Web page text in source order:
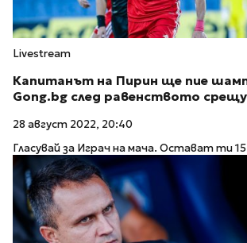
Livestream
Капитанът на Пирин ще пие
Gong.bg след равенството
28 август 2022, 20:40
Гласувай за Играч на мача. Остават ти